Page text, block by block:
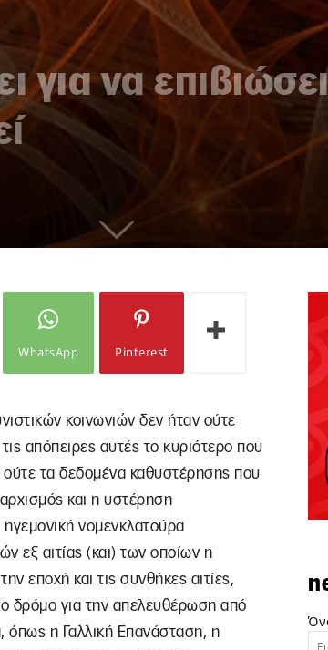
για να
WhatsApp Pinterest
κοινωνιών δεν ήταν ούτε
απόπειρες αυτές το κυριότερο που
ούτε τα δεδομένα καθυστέρησης που
και η υστέρηση
νομενκλατούρα
εξ αιτίας (και) των οποίων η
εποχή και τις συνθήκες αιτίες,
δρόμο για την απελευθέρωση από
όπως η Γαλλική Επανάσταση, η